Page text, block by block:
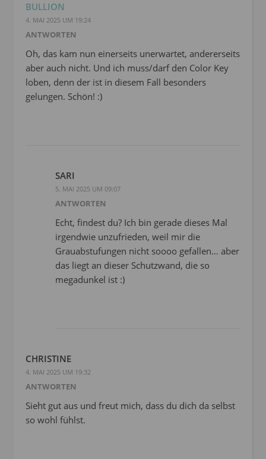
BULLION
4. MAI 2025 UM 19:24
ANTWORTEN
Oh, das kam nun einerseits unerwartet, andererseits
aber auch nicht. Und ich muss/darf den Color Key
loben, denn der ist in diesem Fall besonders
gelungen. Schön! :)
SARI
5. MAI 2025 UM 09:07
ANTWORTEN
Echt, findest du? Ich bin gerade dieses Mal
irgendwie unzufrieden, weil mir die
Grauabstufungen nicht soooo gefallen… aber
das liegt an dieser Schutzwand, die so
megadunkel ist :)
CHRISTINE
4. MAI 2025 UM 19:32
ANTWORTEN
Sieht gut aus und freut mich, dass du dich da selbst
so wohl fühlst.